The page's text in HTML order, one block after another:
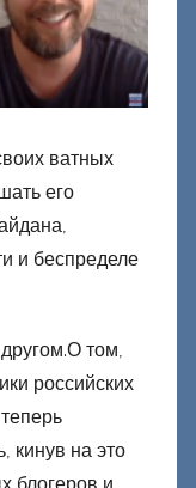
ватных
его
и беспределе
том,
российских
кинув на это